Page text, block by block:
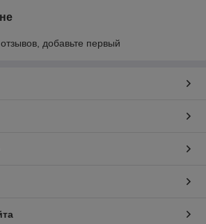
добавьте первый